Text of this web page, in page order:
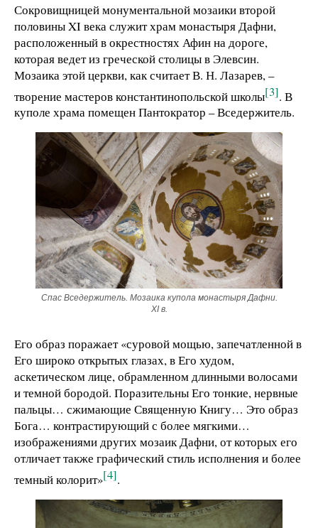
Сокровищницей монументальной мозаики второй
половины XI века служит храм монастыря Дафни,
расположенный в окрестностях Афин на дороге,
которая ведет из греческой столицы в Элевсин.
Мозаика этой церкви, как считает В. Н. Лазарев, –
творение мастеров константинопольской школы[3]. В
куполе храма помещен Пантократор – Вседержитель.
Спас Вседержитель. Мозаика купола монастыря Дафни.
XI в.
Его образ поражает «суровой мощью, запечатленной в
Его широко открытых глазах, в Его худом,
аскетическом лице, обрамленном длинными волосами
и темной бородой. Поразительны Его тонкие, нервные
пальцы… сжимающие Священную Книгу… Это образ
Бога… контрастирующий с более мягкими…
изображениями других мозаик Дафни, от которых его
отличает также графический стиль исполнения и более
темный колорит»[4].